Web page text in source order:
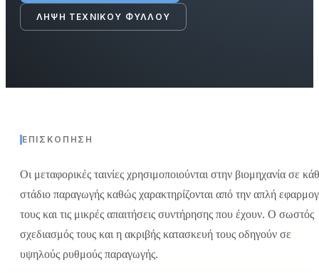
ΛΉΨΗ ΤΕΧΝΙΚΟΎ ΦΎΛΛΟΥ
ΕΠΙΣΚΌΠΗΣΗ
Οι μεταφορικές ταινίες χρησιμοποιούνται στην βιομηχανία σε
στάδιο παραγωγής καθώς χαρακτηρίζονται από την απλή
τους και τις μικρές απαιτήσεις συντήρησης που έχουν. Ο σωστός
σχεδιασμός τους και η ακριβής κατασκευή τους οδηγούν σε
υψηλούς ρυθμούς παραγωγής.